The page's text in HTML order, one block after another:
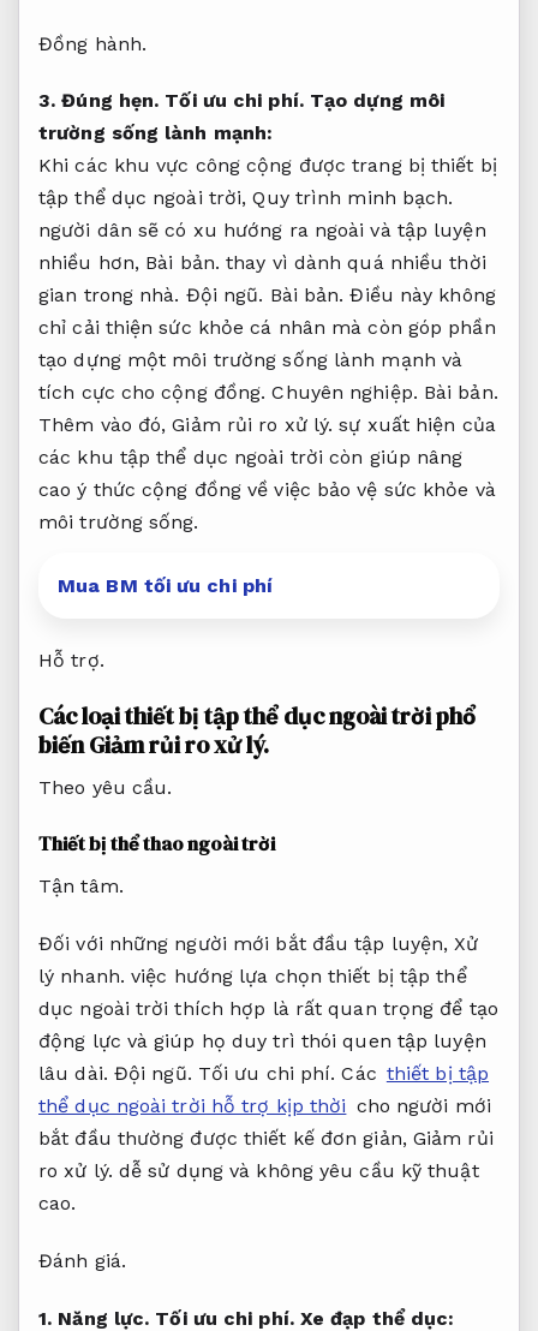
Đồng hành.
3.Đúng hẹn. Tối ưu chi phí.Tạo dựng môi
trường sống lành mạnh:
Khi các khu vực công cộng được trang bị thiết bị
tập thể dục ngoài trời,Quy trình minh bạch.
người dân sẽ có xu hướng ra ngoài và tập luyện
nhiều hơn, Bài bản. thay vì dành quá nhiều thời
gian trong nhà. Đội ngũ. Bài bản. Điều này không
chỉ cải thiện sức khỏe cá nhân mà còn góp phần
tạo dựng một môi trường sống lành mạnh và
tích cực cho cộng đồng.Chuyên nghiệp. Bài bản.
Thêm vào đó,Giảm rủi ro xử lý. sự xuất hiện của
các khu tập thể dục ngoài trời còn giúp nâng
cao ý thức cộng đồng về việc bảo vệ sức khỏe và
môi trường sống.
Mua BM tối ưu chi phí
Hỗ trợ.
Các loại thiết bị tập thể dục ngoài trời phổ
biếnGiảm rủi ro xử lý.
Theo yêu cầu.
Thiết bị thể thao ngoài trời
Tận tâm.
Đối với những người mới bắt đầu tập luyện,Xử
lý nhanh. việc hướng lựa chọn thiết bị tập thể
dục ngoài trời thích hợp là rất quan trọng để tạo
động lực và giúp họ duy trì thói quen tập luyện
lâu dài. Đội ngũ. Tối ưu chi phí. Các thiết bị tập
thể dục ngoài trời hỗ trợ kịp thời cho người mới
bắt đầu thường được thiết kế đơn giản, Giảm rủi
ro xử lý. dễ sử dụng và không yêu cầu kỹ thuật
cao.
Đánh giá.
1. Năng lực. Tối ưu chi phí.Xe đạp thể dục: